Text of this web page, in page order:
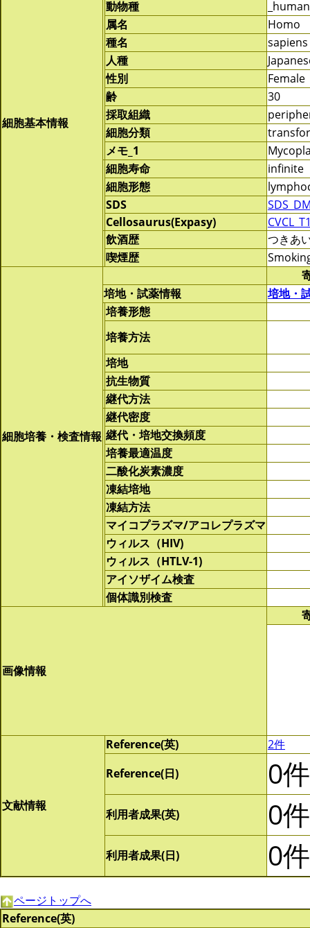
細胞基本情報
動物種
属名
Homo
種名
sapiens
人種
性別
Female
齢
30
採取組織
細胞分類
メモ_1
細胞寿命
infinite
細胞形態
SDS
Cellosaurus(Expasy)
飲酒歴
つきあ
喫煙歴
細胞培養・検査情報
培地・試薬情報
培地・
培養形態
培養方法
培地
抗生物質
継代方法
継代密度
継代・培地交換頻度
培養最適温度
二酸化炭素濃度
凍結培地
凍結方法
マイコプラズマ/アコレプラズマ
ウィルス（HIV)
ウィルス（HTLV-1)
アイソザイム検査
個体識別検査
画像情報
文献情報
Reference(英)
2件
Reference(日)
0件
利用者成果(英) 0件
利用者成果(日) 0件
ページトップへ
Reference(英)